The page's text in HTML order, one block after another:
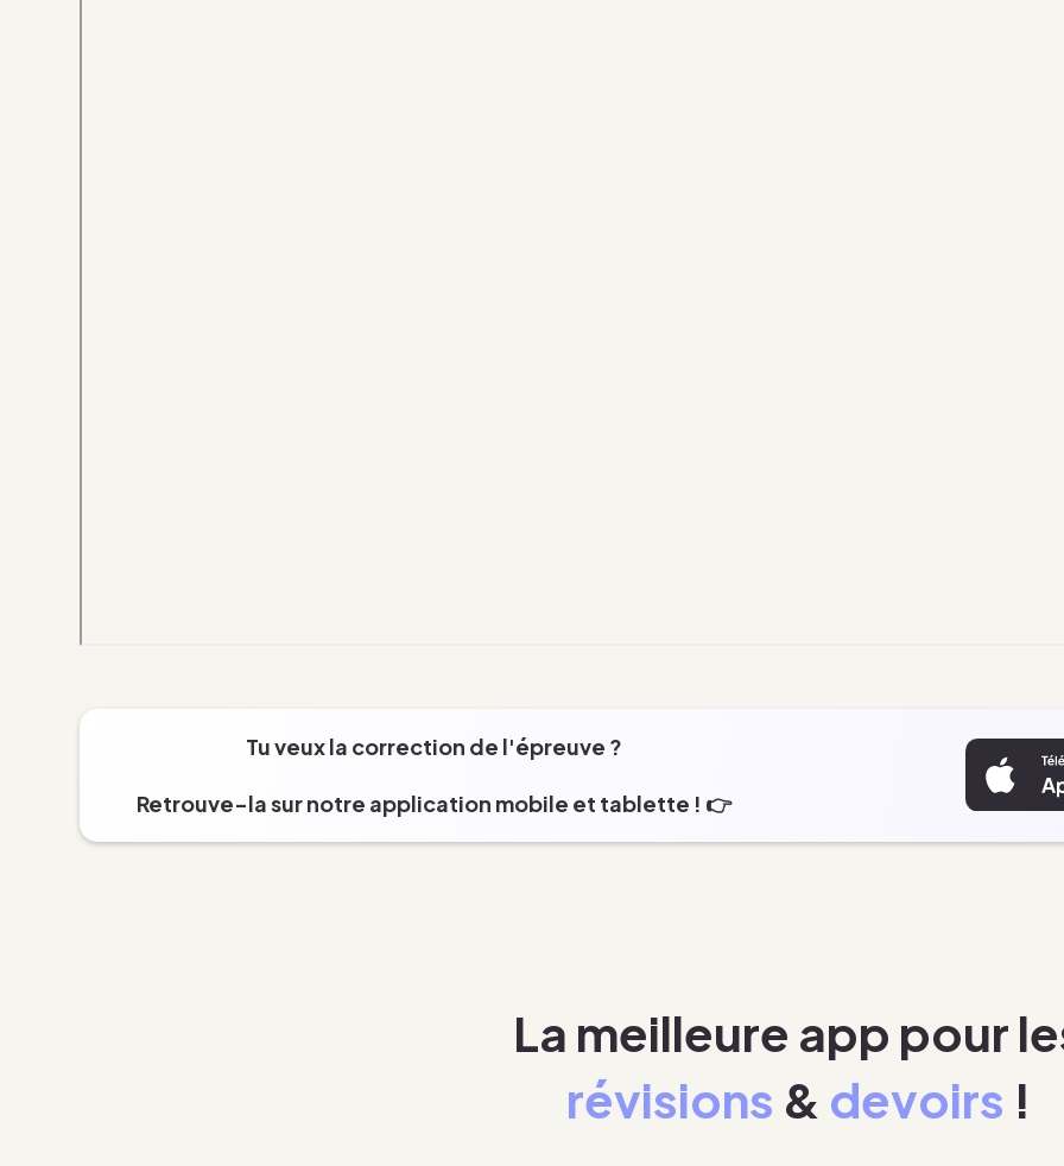
Tu veux la correction de l'épreuve ?
Retrouve-la sur notre application mobile et tablette ! 👉
La meilleure app pour
révisions & devoirs !